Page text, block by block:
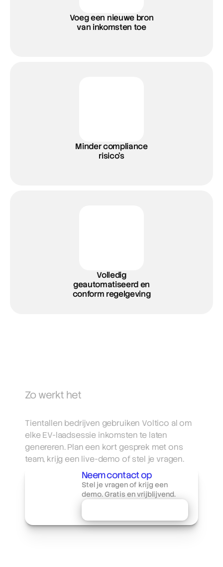
Voeg een nieuwe bron
van inkomsten toe
Minder compliance
risico’s
Volledig
geautomatiseerd en
conform regelgeving
Zo werkt het
Tientallen bedrijven gebruiken Voltico al om
elke EV-laadsessie inkomsten te laten
genereren. Plan een kort gesprek met ons
team, krijg een live-demo of stel je vragen.
Neem contact op
Stel je vragen of krijg een
demo. Gratis en vrijblijvend.